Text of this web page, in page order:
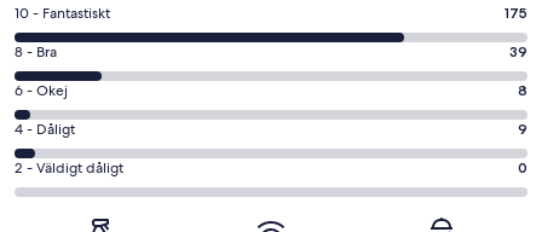
10
-
Fantastiskt
i
betyg.
175
av
231
recensioner
10 - Fantastiskt 175
8
-
Bra
i
betyg.
39
8 - Bra 39
6
-
Okej
i
betyg.
6 - Okej 8
4
-
Dåligt
4 - Dåligt 9
2
-
2 - Väldigt dåligt 0